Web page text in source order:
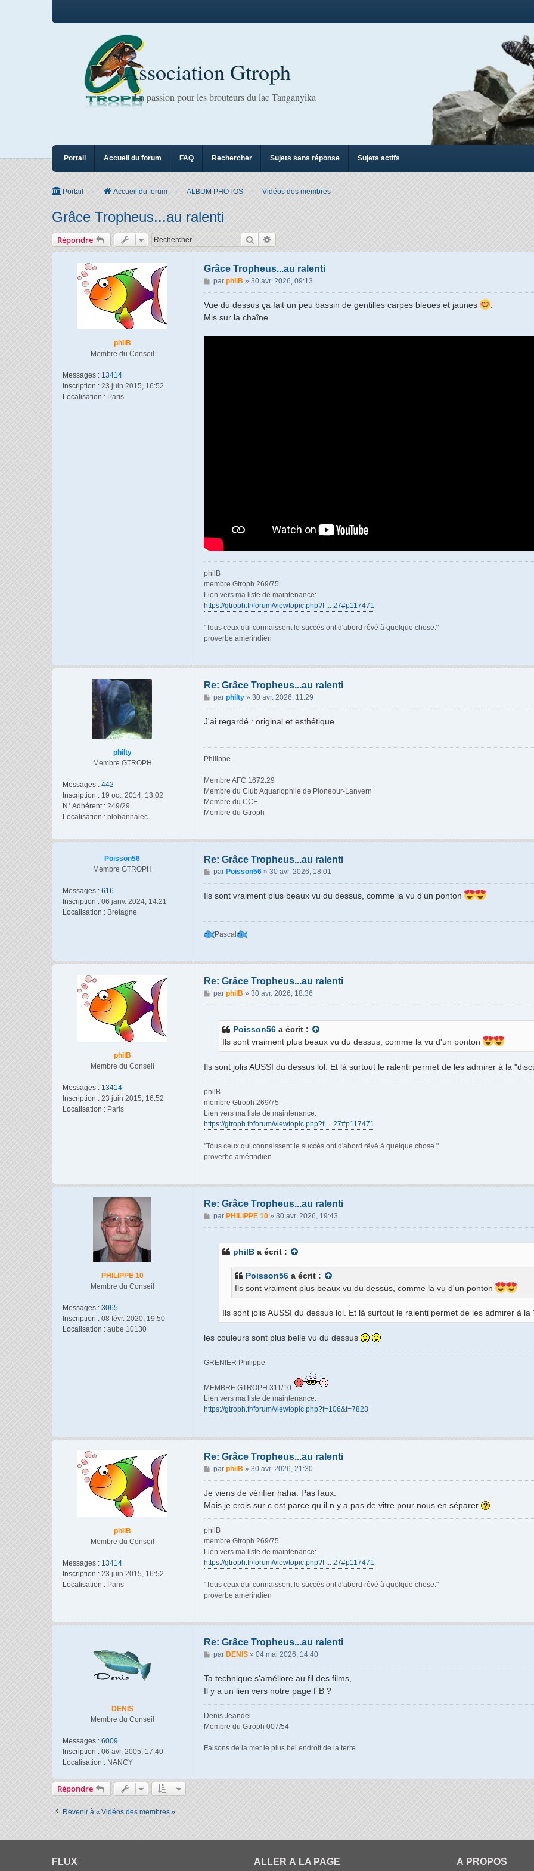
Association Gtroph
La passion pour les brouteurs du lac Tanganyika
Portail Accueil du forum FAQ Rechercher Sujets sans réponse Sujets actifs
Portail Accueil du forum ALBUM PHOTOS Vidéos des membres
Grâce Tropheus...au ralenti
Répondre Rechercher
philB
Membre du Conseil
Messages : 13414
Inscription : 23 juin 2015, 16:52
Localisation : Paris
Grâce Tropheus...au ralenti
M
e
s
s
par philB » 30 avr. 2026, 09:13
Vue du dessus ça fait un peu bassin de gentilles carpes bleues et jaunes
Mis sur la chaîne
philB
membre Gtroph 269/75
Lien vers ma liste de maintenance:
https://gtroph.fr/forum/viewtopic.php?f ... 27#p117471
"Tous ceux qui connaissent le succès ont d'abord rêvé à quelque chose."
proverbe amérindien
philty
Membre GTROPH
Messages : 442
Inscription : 19 oct. 2014, 13:02
N° Adhérent : 249/29
Localisation : plobannalec
Re: Grâce Tropheus...au ralenti
M
e
s
e
par philty» 30 avr. 2026, 11:29
J'ai regardé : original et esthétique
Philippe
Membre AFC 1672.29
Membre du Club Aquariophile de Plonéour-Lanvern
Membre du CCF
Membre du Gtroph
Poisson56
Membre GTROPH
Messages : 616
Inscription : 06 janv. 2024, 14:21
Localisation : Bretagne
Re: Grâce Tropheus...au ralenti
M
e
s
e
par Poisson56» 30 avr. 2026, 18:01
Ils sont vraiment plus beaux vu du dessus, comme la vu d'un ponton
Pascal
philB
Membre du Conseil
Messages : 13414
Inscription : 23 juin 2015, 16:52
Localisation : Paris
Re: Grâce Tropheus...au ralenti
M
e
par philB » 30 avr. 2026, 18:36
Poisson56 a écrit :
Ils sont vraiment plus beaux vu du dessus, comme la vu d'un ponton
Ils sont jolis AUSSI du dessus lol. Et là surtout le ralenti permet de les admirer à la
philB
membre Gtroph 269/75
Lien vers ma liste de maintenance:
https://gtroph.fr/forum/viewtopic.php?f ... 27#p117471
"Tous ceux qui connaissent le succès ont d'abord rêvé à quelque chose."
proverbe amérindien
PHILIPPE 10
Membre du Conseil
Messages : 3065
Inscription : 08 févr. 2020, 19:50
Localisation : aube 10130
Re: Grâce Tropheus...au ralenti
M
e
par PHILIPPE 10» 30 avr. 2026, 19:43
philB a écrit :
Poisson56 a écrit :
Ils sont vraiment plus beaux vu du dessus, comme la vu d'un ponton
Ils sont jolis AUSSI du dessus lol. Et là surtout le ralenti permet de les admirer à la
les couleurs sont plus belle vu du dessus
GRENIER Philippe
MEMBRE GTROPH 311/10
Lien vers ma liste de maintenance:
https://gtroph.fr/forum/viewtopic.php?f=106&t=7823
philB
Membre du Conseil
Messages : 13414
Inscription : 23 juin 2015, 16:52
Localisation : Paris
Re: Grâce Tropheus...au ralenti
M
e
s
e
par philB » 30 avr. 2026, 21:30
Je viens de vérifier haha. Pas faux.
Mais je crois sur c est parce qu il n y a pas de vitre pour nous en séparer
philB
membre Gtroph 269/75
Lien vers ma liste de maintenance:
https://gtroph.fr/forum/viewtopic.php?f ... 27#p117471
"Tous ceux qui connaissent le succès ont d'abord rêvé à quelque chose."
proverbe amérindien
DENIS
Membre du Conseil
Messages : 6009
Inscription : 06 avr. 2005, 17:40
Localisation : NANCY
Re: Grâce Tropheus...au ralenti
M
e
s
a
e
par DENIS» 04 mai 2026, 14:40
Ta technique s'améliore au fil des films,
Il y a un lien vers notre page FB ?
Denis Jeandel
Membre du Gtroph 007/54
Faisons de la mer le plus bel endroit de la terre
Répondre
Revenir à « Vidéos des membres »
FLUX ALLER À LA PAGE À PROPOS